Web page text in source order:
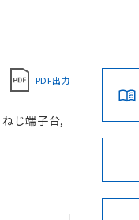
PDF出力
じ端子台,